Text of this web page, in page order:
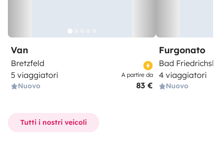
Van
Bretzfeld
5 viaggiatori
Nuovo
A partire da
83 €
Furgonato
Bad
4 viaggiatori
Nuovo
Tutti i nostri veicoli